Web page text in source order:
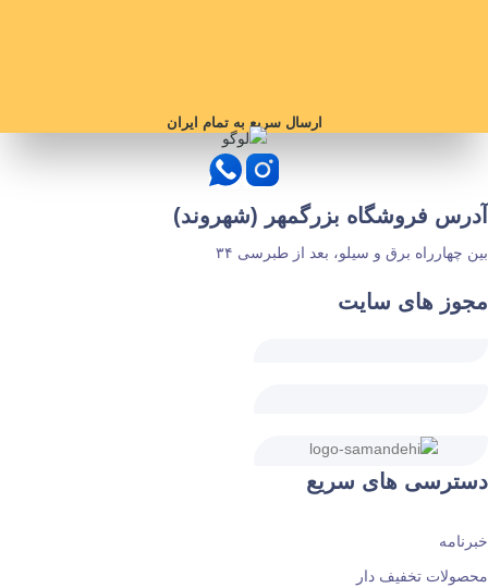
ارسال سریع به تمام ایران
آدرس فروشگاه بزرگمهر (شهروند)
بین چهارراه برق و سیلو، بعد از طبرسی ۳۴
مجوز های سایت
دسترسی های سریع
خبرنامه
محصولات تخفیف دار